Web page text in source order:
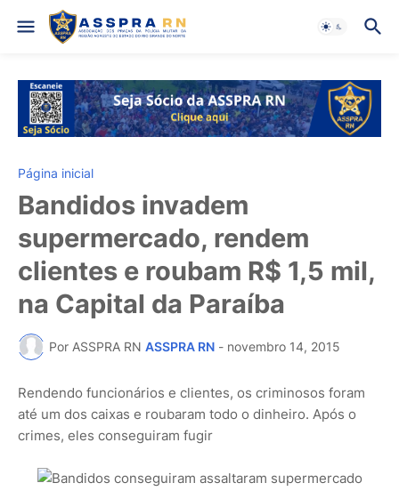
Página inicial
Bandidos invadem
supermercado, rendem
clientes e roubam R$ 1,5 mil,
na Capital da Paraíba
Por ASSPRA RN ASSPRA RN - novembro 14, 2015
Rendendo funcionários e clientes, os criminosos foram
até um dos caixas e roubaram todo o dinheiro. Após o
crimes, eles conseguiram fugir